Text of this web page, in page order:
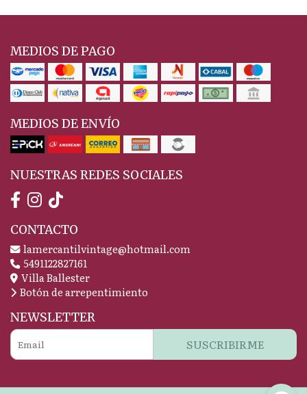
MEDIOS DE PAGO
MEDIOS DE ENVÍO
NUESTRAS REDES SOCIALES
CONTACTO
lamercantilvintage@hotmail.com
5491122827161
Villa Ballester
Botón de arrepentimiento
NEWSLETTER
SUSCRIBIRME